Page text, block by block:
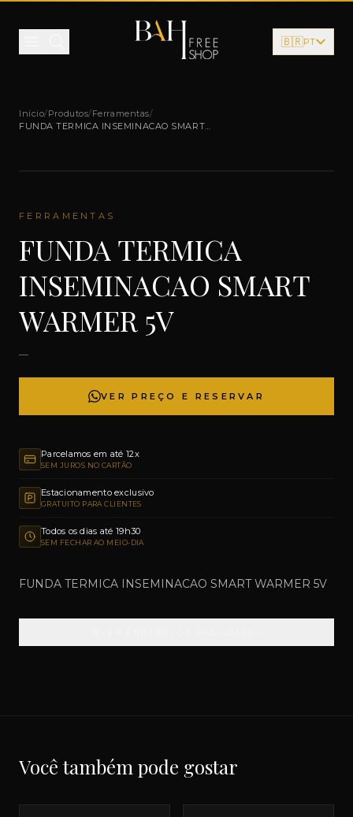
🇧🇷PT
Início/Produtos/Ferramentas/
FUNDA TERMICA INSEMINACAO SMART
FERRAMENTAS
FUNDA TERMICA
INSEMINACAO SMART
WARMER 5V
—
VER PREÇO E RESERVAR
Parcelamos em até 12x
SEM JUROS NO CARTÃO
Estacionamento exclusivo
GRATUITO PARA CLIENTES
Todos os dias até 19h30
SEM FECHAR AO MEIO-DIA
FUNDA TERMICA INSEMINACAO SMART WARMER 5V
Você também pode gostar